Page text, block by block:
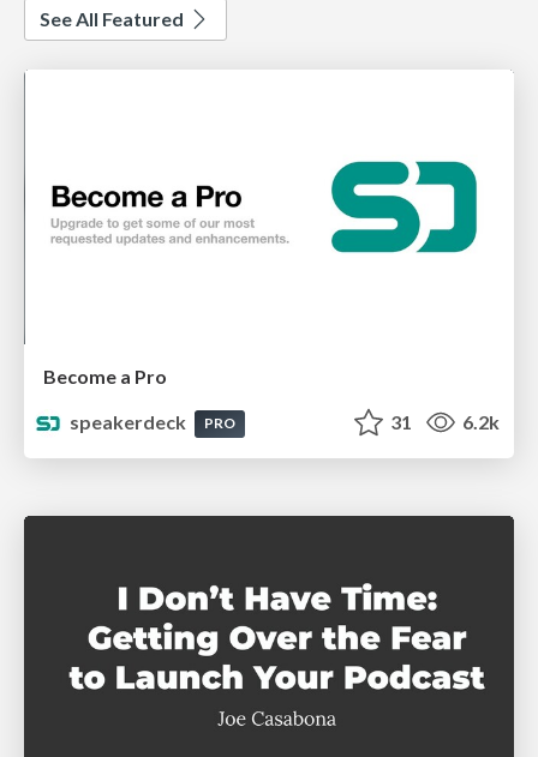
See All Featured
Become a Pro
speakerdeck
PRO 31 6.2k